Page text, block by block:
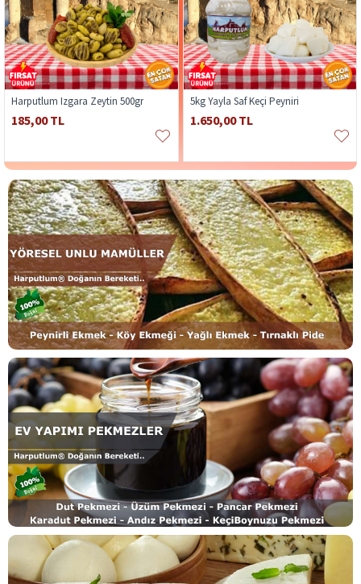
Harputlum Izgara Zeytin 500gr
185,00 TL
5kg Yayla Saf Keçi Peyniri
1.650,00 TL